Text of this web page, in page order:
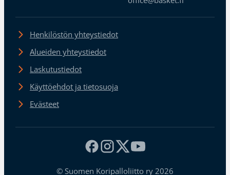
Henkilöstön yhteystiedot
Alueiden yhteystiedot
Laskutustiedot
Käyttöehdot ja tietosuoja
Evästeet
© Suomen Koripalloliitto ry 2026